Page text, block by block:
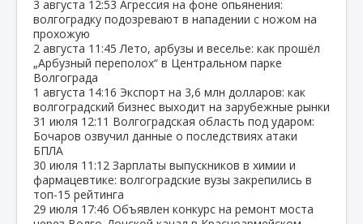
3 августа 12:53 Агрессия на фоне опьянения:
волгоградку подозревают в нападении с ножом на
прохожую
2 августа 11:45 Лето, арбузы и веселье: как прошёл
„Арбузный переполох“ в Центральном парке
Волгограда
1 августа 14:16 Экспорт на 3,6 млн долларов: как
волгоградский бизнес выходит на зарубежные рынки
31 июля 12:11 Волгоградская область под ударом:
Бочаров озвучил данные о последствиях атаки
БПЛА
30 июля 11:12 Зарплаты выпускников в химии и
фармацевтике: волгоградские вузы закрепились в
топ‑15 рейтинга
29 июля 17:46 Объявлен конкурс на ремонт моста